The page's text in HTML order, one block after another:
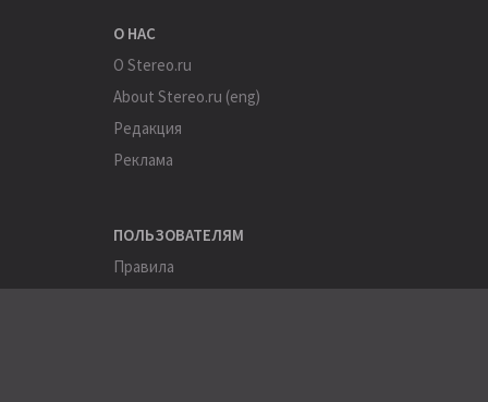
О НАС
О Stereo.ru
About Stereo.ru (eng)
Редакция
Реклама
ПОЛЬЗОВАТЕЛЯМ
Правила